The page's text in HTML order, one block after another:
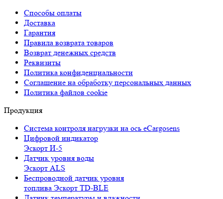
Способы оплаты
Доставка
Гарантия
Правила возврата товаров
Возврат денежных средств
Реквизиты
Политика конфиденциальности
Соглашение на обработку персональных данных
Политика файлов cookie
Продукция
Cистема контроля нагрузки на ось eCargosens
Цифровой индикатор
Эскорт И-5
Датчик уровня воды
Эскорт ALS
Беспроводной датчик уровня
топлива Эскорт TD-BLE